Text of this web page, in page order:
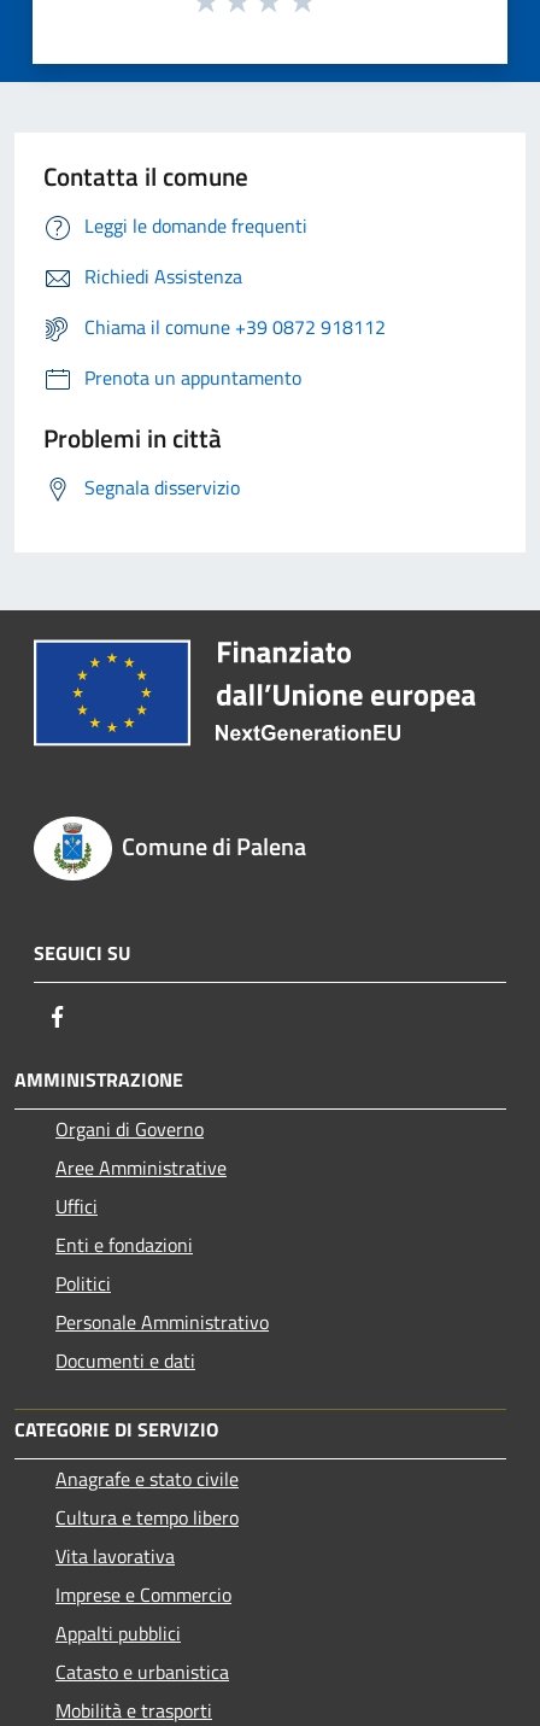
Contatta il comune
Leggi le domande frequenti
Richiedi Assistenza
Chiama il comune +39 0872 918112
Prenota un appuntamento
Problemi in città
Segnala disservizio
Comune di Palena
SEGUICI SU
AMMINISTRAZIONE
Organi di Governo
Aree Amministrative
Uffici
Enti e fondazioni
Politici
Personale Amministrativo
Documenti e dati
CATEGORIE DI SERVIZIO
Anagrafe e stato civile
Cultura e tempo libero
Vita lavorativa
Imprese e Commercio
Appalti pubblici
Catasto e urbanistica
Mobilità e trasporti